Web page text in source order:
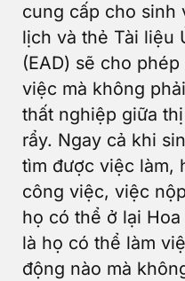
cung cấp cho sinh
lịch và thẻ Tài liệu
(EAD) sẽ cho
việc mà không
thất nghiệp giữa
rẩy. Ngay cả khi
tìm được việc làm,
công việc, việc
họ có thể ở lại
là họ có thể làm
động nào mà